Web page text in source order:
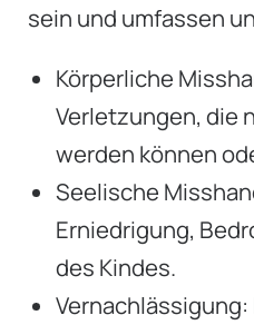
sein und umfassen
Körperliche
Verletzungen, die
werden können
Seelische
Erniedrigung,
des Kindes.